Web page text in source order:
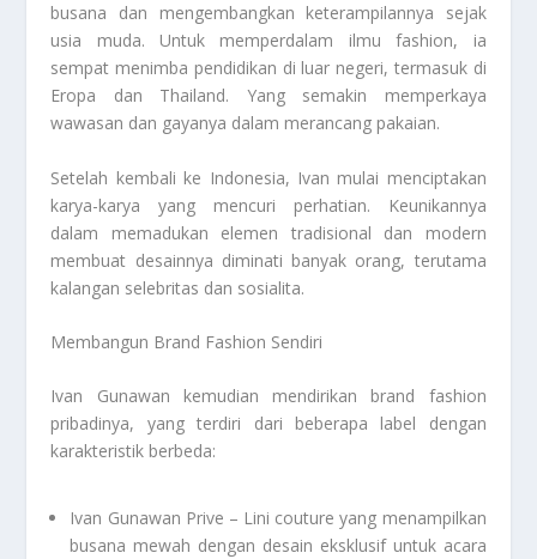
busana dan mengembangkan keterampilannya sejak
usia muda. Untuk memperdalam ilmu fashion, ia
sempat menimba pendidikan di luar negeri, termasuk di
Eropa dan Thailand. Yang semakin memperkaya
wawasan dan gayanya dalam merancang pakaian.
Setelah kembali ke Indonesia, Ivan mulai menciptakan
karya-karya yang mencuri perhatian. Keunikannya
dalam memadukan elemen tradisional dan modern
membuat desainnya diminati banyak orang, terutama
kalangan selebritas dan sosialita.
Membangun Brand Fashion Sendiri
Ivan Gunawan kemudian mendirikan brand fashion
pribadinya, yang terdiri dari beberapa label dengan
karakteristik berbeda:
Ivan Gunawan Prive – Lini couture yang menampilkan
busana mewah dengan desain eksklusif untuk acara